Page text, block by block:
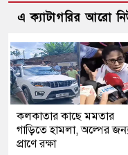
এ ক্যাটাগরির আরো
কলকাতার কাছে মমতার
গাড়িতে হামলা, অল্পের
প্রাণে রক্ষা